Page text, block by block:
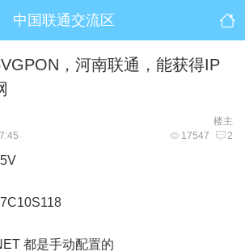
中国联通交流区
，河南联通，能获得IP
楼主
17547 2
都是手动配置的